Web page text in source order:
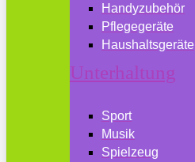
Handyzubehör
Pflegegeräte
Haushaltsgeräte
Unterhaltung
Sport
Musik
Spielzeug